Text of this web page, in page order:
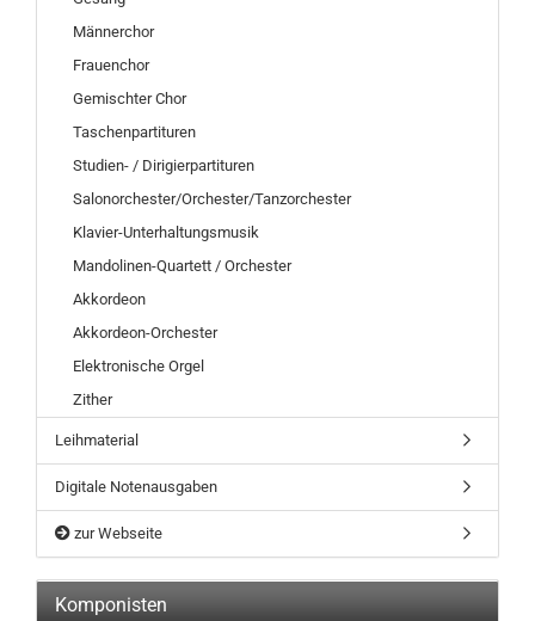
Männerchor
Frauenchor
Gemischter Chor
Taschenpartituren
Studien- / Dirigierpartituren
Salonorchester/Orchester/Tanzorchester
Klavier-Unterhaltungsmusik
Mandolinen-Quartett / Orchester
Akkordeon
Akkordeon-Orchester
Elektronische Orgel
Zither
Leihmaterial
Digitale Notenausgaben
zur Webseite
Komponisten